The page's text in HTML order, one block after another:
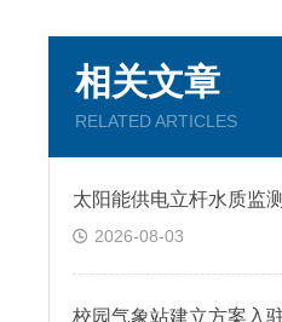
相关文章
RELATED ARTICLES
2026-08-03